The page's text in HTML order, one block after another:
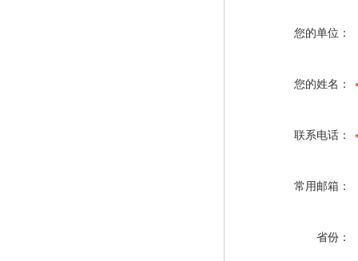
您的单位：
您的姓名：
联系电话：
常用邮箱：
省份：